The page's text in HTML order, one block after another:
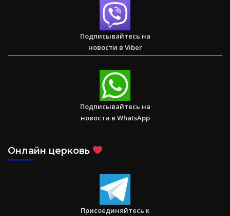
Спасаем. Восстанавливаем. Обучаем. Помогите нам
достичь цели в $10 000
Послание к Римлянам
Подписывайтесь на
новости в Viber
Подписывайтесь на
новости в WhatsApp
Онлайн церковь
Присоединяйтесь к